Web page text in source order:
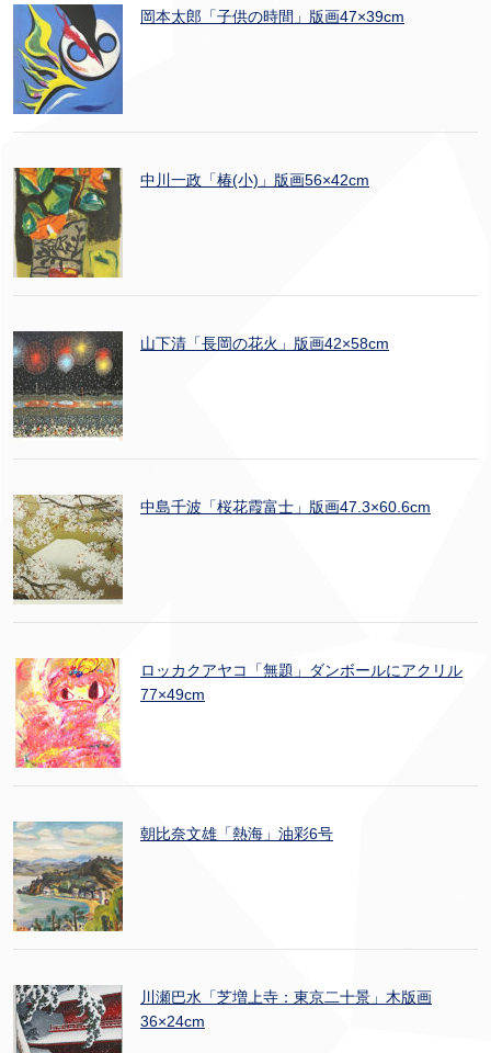
岡本太郎「子供の時間」版画47×39cm
中川一政「椿(小)」版画56×42cm
山下清「長岡の花火」版画42×58cm
中島千波「桜花霞富士」版画47.3×60.6cm
ロッカクアヤコ「無題」ダンボールにアクリル
77×49cm
朝比奈文雄「熱海」油彩6号
川瀬巴水「芝増上寺：東京二十景」木版画
36×24cm